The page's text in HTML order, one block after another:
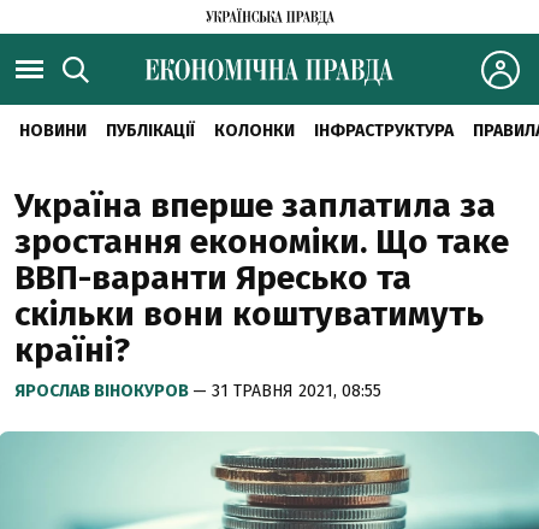
НОВИНИ ПУБЛІКАЦІЇ КОЛОНКИ ІНФРАСТРУКТУРА
Україна вперше заплатила за
зростання економіки. Що таке
ВВП-варанти Яресько та
скільки вони коштуватимуть
країні?
ЯРОСЛАВ ВІНОКУРОВ — 31 ТРАВНЯ 2021, 08:55